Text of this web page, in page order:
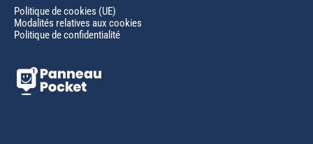
Politique de cookies (UE)
Modalités relatives aux cookies
Politique de confidentialité